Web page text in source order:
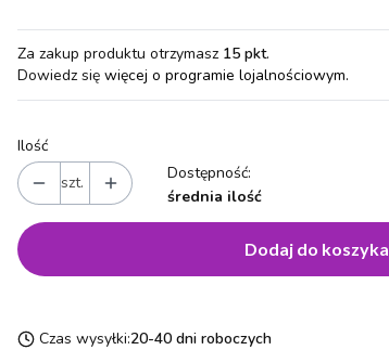
Za zakup produktu otrzymasz 15 pkt.
Dowiedz się więcej o programie lojalnościowym.
Ilość
szt.
Dostępność:
średnia ilość
Dodaj do koszyka
Czas wysyłki:20-40 dni roboczych